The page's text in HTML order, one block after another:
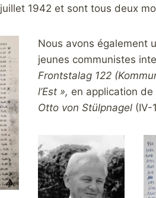
juillet 1942 et sont tous deux
Nous avons également
jeunes communistes
Frontstalag 122
l’Est », en application de
Otto von Stülpnagel (IV-